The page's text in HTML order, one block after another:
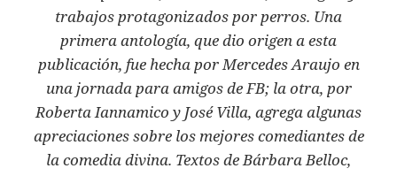
trabajos protagonizados por perros. Una
primera antología, que dio origen a esta
publicación, fue hecha por Mercedes Araujo en
una jornada para amigos de FB; la otra, por
Roberta Iannamico y José Villa, agrega algunas
apreciaciones sobre los mejores comediantes de
la comedia divina. Textos de Bárbara Belloc,